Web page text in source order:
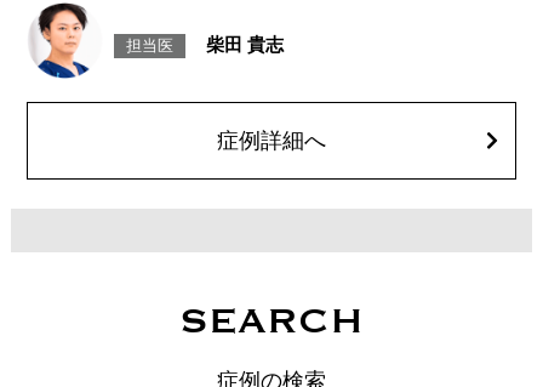
リスク、副作用：腫れ、内出血、疼痛、頭痛、引き攣れ感などが生じるこ
とがございます。また、稀ではありますが、施術部位の細菌感染症、皮膚
のよれ、繊維の突出などが生じることがございます。化膿止め・痛み止め
を処方しております。服用により、何か異常があれば服用を中止してくだ
費用：1部位 184,800円(税込)
オプション：笑気麻酔 3,300円(税込)
担当医 柴田 貴志
症例詳細へ
SEARCH
症例の検索